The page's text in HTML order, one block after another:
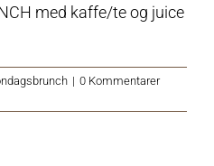
med kaffe/te og juice
| 0 Kommentarer